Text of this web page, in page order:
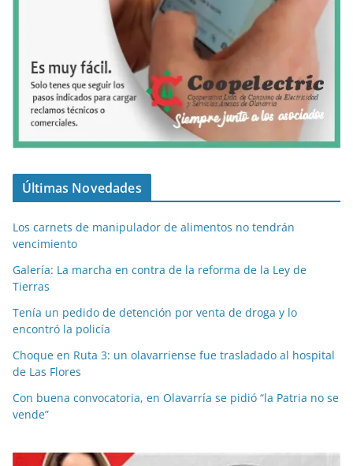
Últimas Novedades
Los carnets de manipulador de alimentos no tendrán
vencimiento
Galería: La marcha en contra de la reforma de la Ley de
Tierras
Tenía un pedido de detención por venta de droga y lo
encontró la policía
Choque en Ruta 3: un olavarriense fue trasladado al hospital
de Las Flores
Con buena convocatoria, en Olavarría se pidió “la Patria no se
vende”